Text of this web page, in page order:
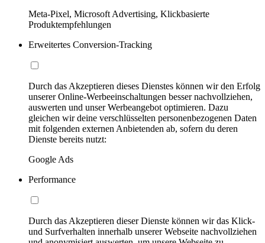
Meta-Pixel, Microsoft Advertising, Klickbasierte
Produktempfehlungen
Erweitertes Conversion-Tracking
Durch das Akzeptieren dieses Dienstes können wir den Erfolg
unserer Online-Werbeeinschaltungen besser nachvollziehen,
auswerten und unser Werbeangebot optimieren. Dazu
gleichen wir deine verschlüsselten personenbezogenen Daten
mit folgenden externen Anbietenden ab, sofern du deren
Dienste bereits nutzt:
Google Ads
Performance
Durch das Akzeptieren dieser Dienste können wir das Klick-
und Surfverhalten innerhalb unserer Webseite nachvollziehen